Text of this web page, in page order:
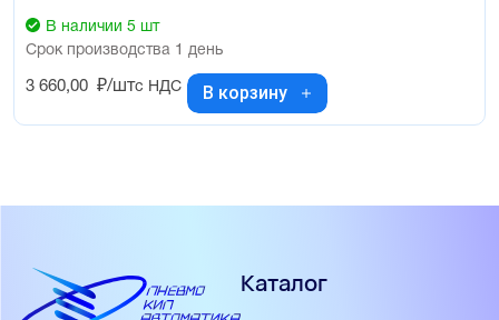
В наличии 5 шт
Срок производства 1 день
3 660,00 ₽/штс НДС В корзину
Каталог